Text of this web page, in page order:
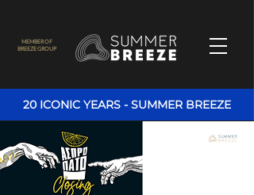
20 ICONIC YEARS - SUMMER BREEZE
MEMBER OF
BREEZE GROUP